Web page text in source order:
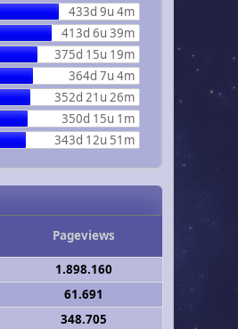
433d 9u 4m
413d 6u 39m
375d 15u 19m
364d 7u 4m
352d 21u 26m
350d 15u 1m
343d 12u 51m
Pageviews
1.898.160
61.691
348.705